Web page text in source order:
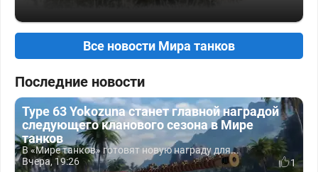
Все новости Мира танков
Последние новости
Type 63 Yokozuna станет главной наградой
следующего кланового сезона в Мире
танков
В «Мире танков» готовят новую награду для...
Вчера, 19:26
1